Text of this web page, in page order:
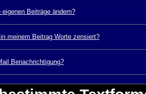
eigenen Beiträge ändern?
meinem Beitrag Worte zensiert?
Benachrichtigung?